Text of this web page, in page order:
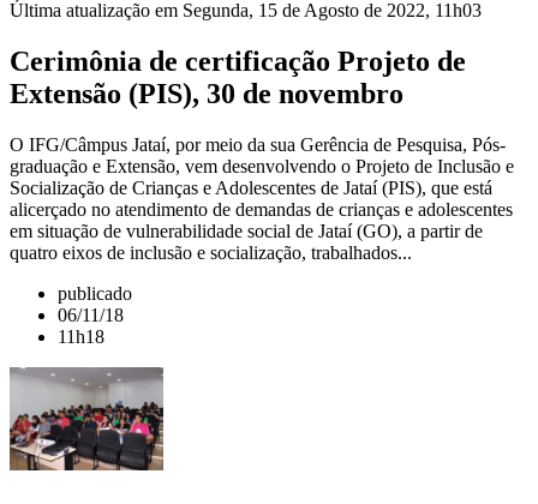
Última atualização em Segunda, 15 de Agosto de 2022, 11h03
Cerimônia de certificação Projeto de
Extensão (PIS), 30 de novembro
O IFG/Câmpus Jataí, por meio da sua Gerência de Pesquisa, Pós-
graduação e Extensão, vem desenvolvendo o Projeto de Inclusão e
Socialização de Crianças e Adolescentes de Jataí (PIS), que está
alicerçado no atendimento de demandas de crianças e adolescentes
em situação de vulnerabilidade social de Jataí (GO), a partir de
quatro eixos de inclusão e socialização, trabalhados...
publicado
06/11/18
11h18